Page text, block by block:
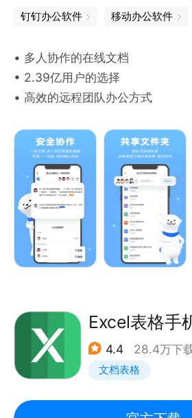
权限控制：可灵活设置查看及编辑
版权保护：文档支持设置和展示水
联系我们
腾讯文档官方网站：docs.qq.com
意见反馈：登录腾讯文档，进入“
反馈。
钉钉办公软件 移动办公软件
• 多人协作的在线文档
• 2.39亿用户的选择
• 高效的远程团队办公方式
—关于金山文档—
金山文档是一款可多人协作的在线
和编辑同一份文档，改动自动保存
云端储存，再不怕文件丢失；
专业的收集表单，轻松收集百万条
卡签到、健康统计，各类模板随心
金山文档，让团队办公更高效！
—金山文档亮点功能—
Excel表格手
4.4 28.4万下
文档表格